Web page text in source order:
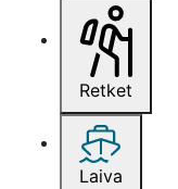
Retket
Laiva